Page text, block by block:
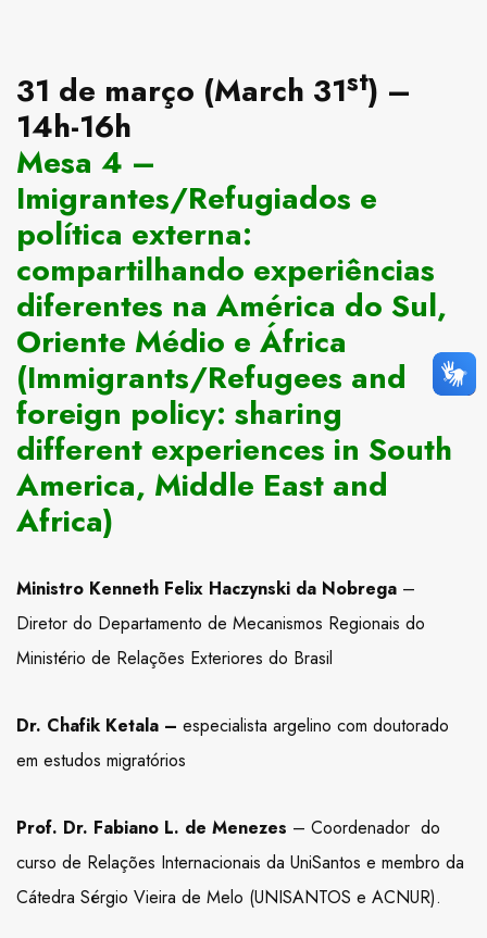
31 de março (March 31st) –
14h-16h
Mesa 4 –
Imigrantes/Refugiados e
política externa:
compartilhando experiências
diferentes na América do Sul,
Oriente Médio e África
(Immigrants/Refugees and
foreign policy: sharing
different experiences in South
America, Middle East and
Africa)
Ministro Kenneth Felix Haczynski da Nobrega –
Diretor do Departamento de Mecanismos Regionais do
Ministério de Relações Exteriores do Brasil
Dr. Chafik Ketala – especialista argelino com doutorado
em estudos migratórios
Prof. Dr. Fabiano L. de Menezes – Coordenador do
curso de Relações Internacionais da UniSantos e membro da
Cátedra Sérgio Vieira de Melo (UNISANTOS e ACNUR).